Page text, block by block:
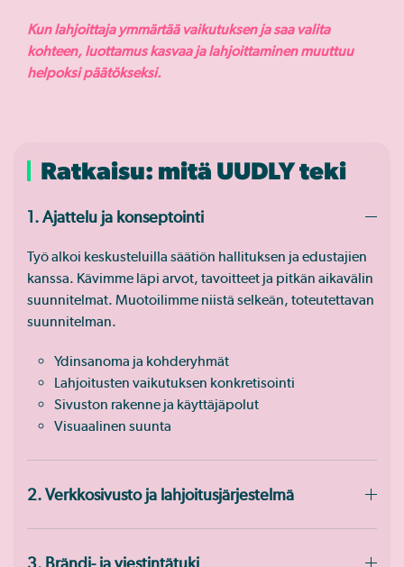
Kun lahjoittaja ymmärtää vaikutuksen ja saa valita
kohteen, luottamus kasvaa ja lahjoittaminen muuttuu
helpoksi päätökseksi.
Ratkaisu: mitä UUDLY teki
1. Ajattelu ja konseptointi
Työ alkoi keskusteluilla säätiön hallituksen ja edustajien
kanssa. Kävimme läpi arvot, tavoitteet ja pitkän aikavälin
suunnitelmat. Muotoilimme niistä selkeän, toteutettavan
suunnitelman.
Ydinsanoma ja kohderyhmät
Lahjoitusten vaikutuksen konkretisointi
Sivuston rakenne ja käyttäjäpolut
Visuaalinen suunta
2. Verkkosivusto ja lahjoitusjärjestelmä